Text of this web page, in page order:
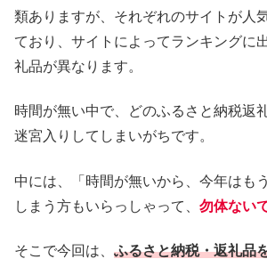
類ありますが、それぞれのサイトが人
ており、サイトによってランキングに
礼品が異なります。
時間が無い中で、どのふるさと納税返
迷宮入りしてしまいがちです。
中には、「時間が無いから、今年はも
しまう方もいらっしゃって、 勿体ない
そこで今回は、 ふるさと納税・返礼品